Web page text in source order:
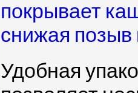
покрывает
снижая
Удобная